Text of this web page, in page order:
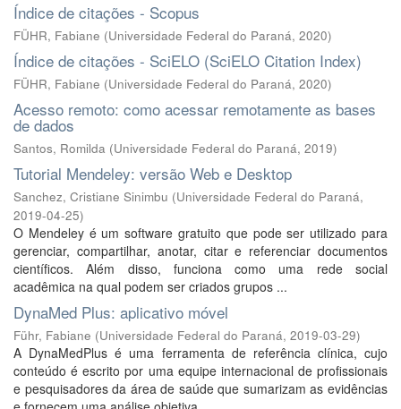
Índice de citações - Scopus
FÜHR, Fabiane (Universidade Federal do Paraná, 2020)
Índice de citações - SciELO (SciELO Citation Index)
FÜHR, Fabiane (Universidade Federal do Paraná, 2020)
Acesso remoto: como acessar remotamente as bases
de dados
Santos, Romilda (Universidade Federal do Paraná, 2019)
Tutorial Mendeley: versão Web e Desktop
Sanchez, Cristiane Sinimbu (Universidade Federal do Paraná,
2019-04-25)
O Mendeley é um software gratuito que pode ser utilizado para
gerenciar, compartilhar, anotar, citar e referenciar documentos
científicos. Além disso, funciona como uma rede social
acadêmica na qual podem ser criados grupos ...
DynaMed Plus: aplicativo móvel
Führ, Fabiane (Universidade Federal do Paraná, 2019-03-29)
A DynaMedPlus é uma ferramenta de referência clínica, cujo
conteúdo é escrito por uma equipe internacional de profissionais
e pesquisadores da área de saúde que sumarizam as evidências